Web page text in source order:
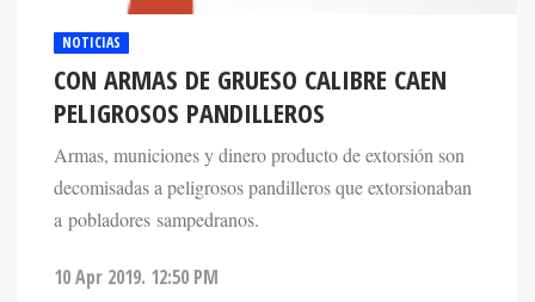
NOTICIAS
CON ARMAS DE GRUESO CALIBRE CAEN
PELIGROSOS PANDILLEROS
Armas, municiones y dinero producto de extorsión son
decomisadas a peligrosos pandilleros que extorsionaban
a pobladores sampedranos.
10 Apr 2019. 12:50 PM